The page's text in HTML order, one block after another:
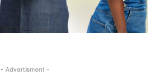
- Advertisment -